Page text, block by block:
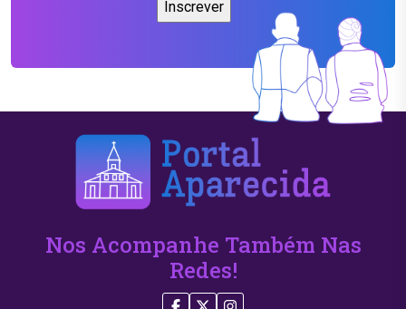
Nos Acompanhe Também Nas
Redes!